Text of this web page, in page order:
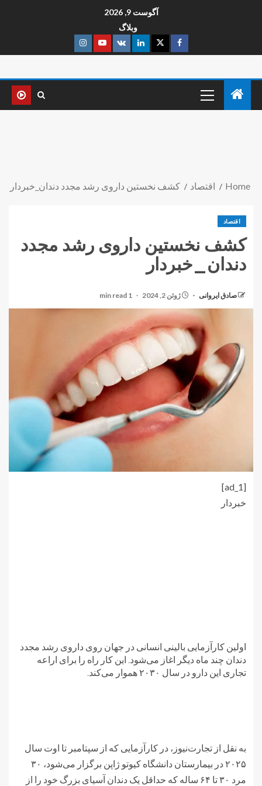
آگوست 9, 2026
وبلاگ
Home اقتصاد کشف نخستین داروی رشد مجدد دندان_خبردار
اقتصاد
کشف نخستین داروی رشد مجدد
دندان_خبردار
صادق ایروانی ژوئن 2, 2024 1 min read
[ad_1]
خبردار
اولین کارآزمایی بالینی انسانی در جهان روی داروی رشد مجدد
دندان چند ماه دیگر اغاز می‌شود. این کار راه را برای اراعه
تجاری این دارو در سال ۲۰۳۰ هموار می‌کند.
به نقل از تجارت‌نیوز، در کارآزمایی که از سپتامبر تا اوت سال
۲۰۲۵ در بیمارستان دانشگاه کیوتو ژاپن برگزار می‌شود، ۳۰
مرد ۳۰ تا ۶۴ ساله که حداقل یک دندان آسیای بزرگ خود را از